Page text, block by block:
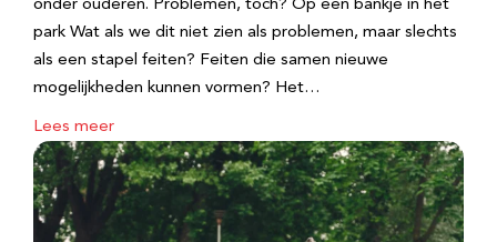
onder ouderen. Problemen, toch? Op een bankje in het
park Wat als we dit niet zien als problemen, maar slechts
als een stapel feiten? Feiten die samen nieuwe
mogelijkheden kunnen vormen? Het…
Lees meer